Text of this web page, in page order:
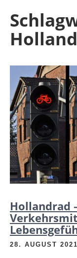
Hollandrad
28. AUGUST 2021